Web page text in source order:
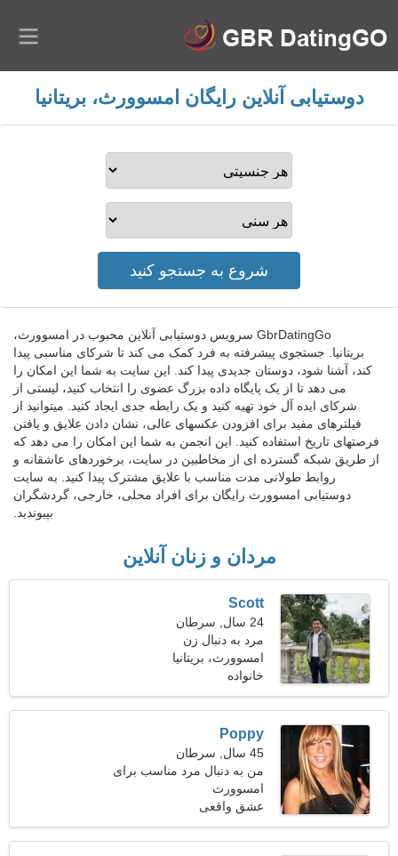
دوستیابی آنلاین رایگان امسوورث، بریتانیا
GbrDatingGo سرویس دوستیابی آنلاین محبوب در امسوورث،
بریتانیا. جستجوی پیشرفته به فرد کمک می کند تا شرکای مناسبی پیدا
کند، آشنا شود، دوستان جدیدی پیدا کند. این سایت به شما این امکان را
می دهد تا از یک پایگاه داده بزرگ عضوی را انتخاب کنید، لیستی از
شرکای ایده آل خود تهیه کنید و یک رابطه جدی ایجاد کنید. میتوانید از
فیلترهای مفید برای افزودن عکسهای عالی، نشان دادن علایق و یافتن
فرصتهای تاریخ استفاده کنید. این انجمن به شما این امکان را می دهد که
از طریق شبکه گسترده ای از مخاطبین در سایت، برخوردهای عاشقانه و
روابط طولانی مدت مناسب با علایق مشترک پیدا کنید. به سایت
دوستیابی امسوورث رایگان برای افراد محلی، خارجی، گردشگران
بپیوندید.
مردان و زنان آنلاین
Scott
24 سال, سرطان
مرد به دنبال زن
امسوورث، بریتانیا
خانواده
Poppy
45 سال, سرطان
من به دنبال مرد مناسب برای
عاشقانه هستم
امسوورث
عشق واقعی